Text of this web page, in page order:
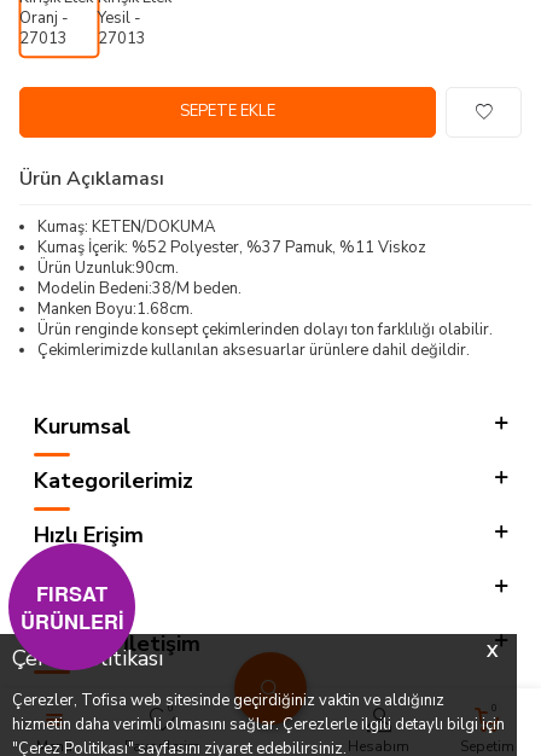
X
Çerez Politikası
Çerezler, Tofisa web sitesinde geçirdiğiniz vaktin ve aldığınız
hizmetin daha verimli olmasını sağlar. Çerezlerle ilgili detaylı bilgi için
"Çerez Politikası" sayfasını ziyaret edebilirsiniz.
Menü
0
Favorilerim Hesabım
0
Sepetim
SEPETE EKLE
Ürün Açıklaması
Kumaş: KETEN/DOKUMA
Kumaş İçerik: %52 Polyester, %37 Pamuk, %11 Viskoz
Ürün Uzunluk:90cm.
Modelin Bedeni:38/M beden.
Manken Boyu:1.68cm.
Ürün renginde konsept çekimlerinden dolayı ton farklılığı olabilir.
Çekimlerimizde kullanılan aksesuarlar ürünlere dahil değildir.
Kurumsal
Kategorilerimiz
Hızlı Erişim
Sosyal
Adres & İletişim
T-SOFT
FIRSAT
ÜRÜNLERİ